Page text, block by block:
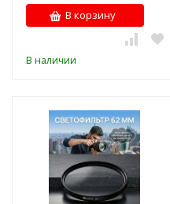
В корзину
В наличии